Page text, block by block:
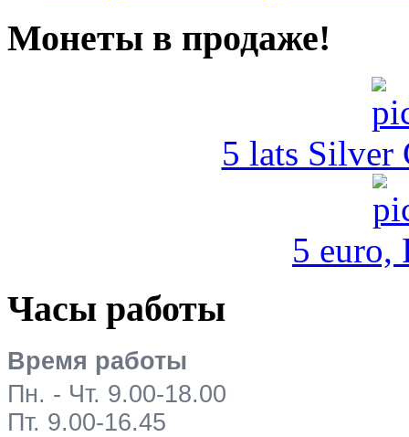
Монеты в продаже!
5 lats Silver
5 euro,
Часы работы
Время работы
Пн. - Чт. 9.00-18.00
Пт. 9.00-16.45